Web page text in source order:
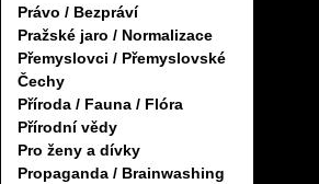
Právo / Bezpráví
Pražské jaro / Normalizace
Přemyslovci / Přemyslovské
Čechy
Příroda / Fauna / Flóra
Přírodní vědy
Pro ženy a dívky
Propaganda / Brainwashing